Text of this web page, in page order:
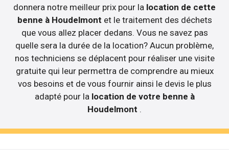
donnera notre meilleur prix pour la location de cette
benne à Houdelmont et le traitement des déchets
que vous allez placer dedans. Vous ne savez pas
quelle sera la durée de la location? Aucun problème,
nos techniciens se déplacent pour réaliser une visite
gratuite qui leur permettra de comprendre au mieux
vos besoins et de vous fournir ainsi le devis le plus
adapté pour la location de votre benne à
Houdelmont .